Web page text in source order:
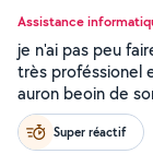
Assistance
je n'ai pas peu
très proféssionel
auron beoin de
Super réactif